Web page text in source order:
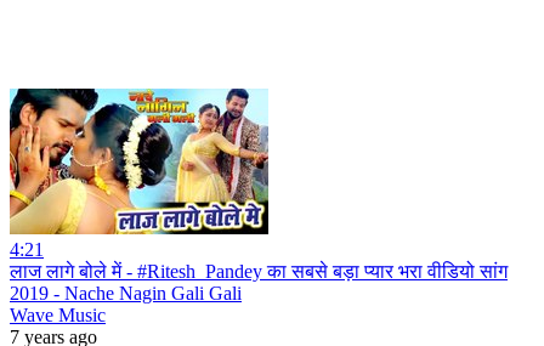
4:21
लाज लागे बोले में - #Ritesh_Pandey का सबसे बड़ा प्यार भरा वीडियो सांग
2019 - Nache Nagin Gali Gali
Wave Music
7 years ago